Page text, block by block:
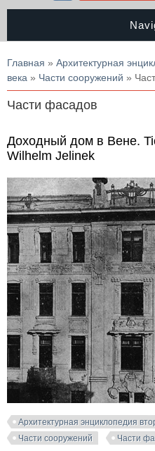
Вы здесь
Главная » Архитектурная
века » Части сооружений »
Части фасадов
Доходный дом в Вене.
Wilhelm Jelinek
Архитектурная энциклопедия
Части сооружений
Части